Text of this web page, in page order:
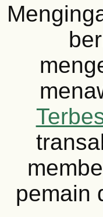
pemain